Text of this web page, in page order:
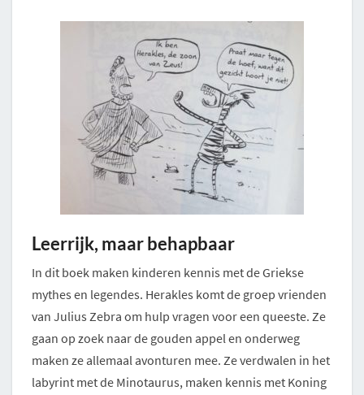
Leerrijk, maar behapbaar
In dit boek maken kinderen kennis met de Griekse
mythes en legendes. Herakles komt de groep vrienden
van Julius Zebra om hulp vragen voor een queeste. Ze
gaan op zoek naar de gouden appel en onderweg
maken ze allemaal avonturen mee. Ze verdwalen in het
labyrint met de Minotaurus, maken kennis met Koning